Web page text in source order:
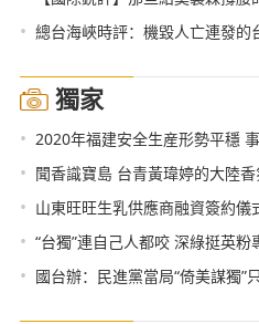
• 總台海峽時評：機毀人亡連發的
獨家
• 2020年福建安全生産形勢平穩
• 聞香識寶島 台青黃瑋婷的大陸
• 山東旺旺生乳供應商融資簽約儀
• “台獨”連自己人都咬 深綠挺英粉
• 國台辦：民進黨當局“倚美謀獨”